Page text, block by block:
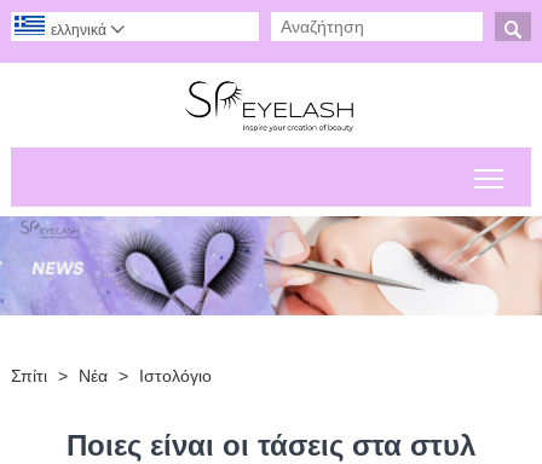

ελληνικά 
Σπίτι > Νέα > Ιστολόγιο
Ποιες είναι οι τάσεις στα στυλ